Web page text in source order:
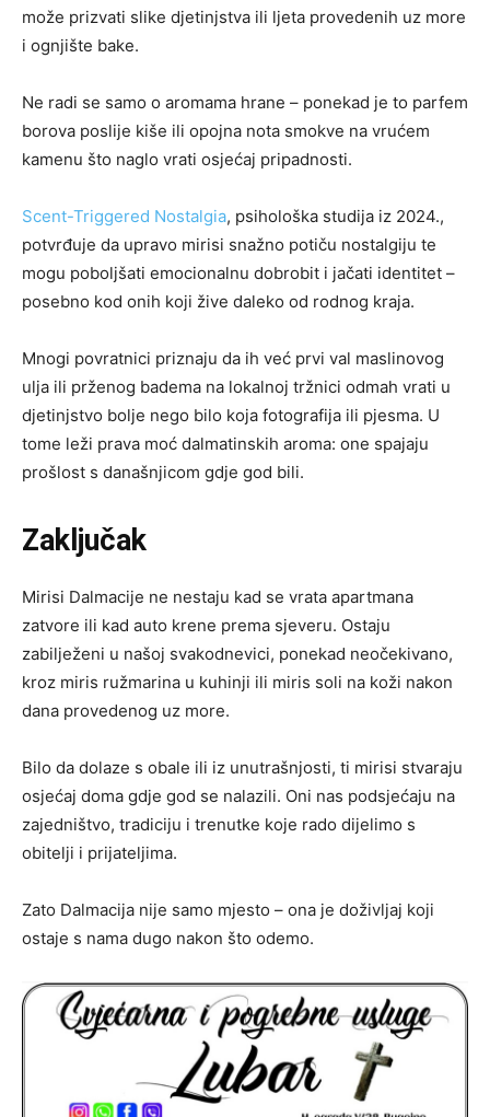
može prizvati slike djetinjstva ili ljeta provedenih uz more
i ognjište bake.
Ne radi se samo o aromama hrane – ponekad je to parfem
borova poslije kiše ili opojna nota smokve na vrućem
kamenu što naglo vrati osjećaj pripadnosti.
Scent-Triggered Nostalgia, psihološka studija iz 2024.,
potvrđuje da upravo mirisi snažno potiču nostalgiju te
mogu poboljšati emocionalnu dobrobit i jačati identitet –
posebno kod onih koji žive daleko od rodnog kraja.
Mnogi povratnici priznaju da ih već prvi val maslinovog
ulja ili prženog badema na lokalnoj tržnici odmah vrati u
djetinjstvo bolje nego bilo koja fotografija ili pjesma. U
tome leži prava moć dalmatinskih aroma: one spajaju
prošlost s današnjicom gdje god bili.
Zaključak
Mirisi Dalmacije ne nestaju kad se vrata apartmana
zatvore ili kad auto krene prema sjeveru. Ostaju
zabilježeni u našoj svakodnevici, ponekad neočekivano,
kroz miris ružmarina u kuhinji ili miris soli na koži nakon
dana provedenog uz more.
Bilo da dolaze s obale ili iz unutrašnjosti, ti mirisi stvaraju
osjećaj doma gdje god se nalazili. Oni nas podsjećaju na
zajedništvo, tradiciju i trenutke koje rado dijelimo s
obitelji i prijateljima.
Zato Dalmacija nije samo mjesto – ona je doživljaj koji
ostaje s nama dugo nakon što odemo.